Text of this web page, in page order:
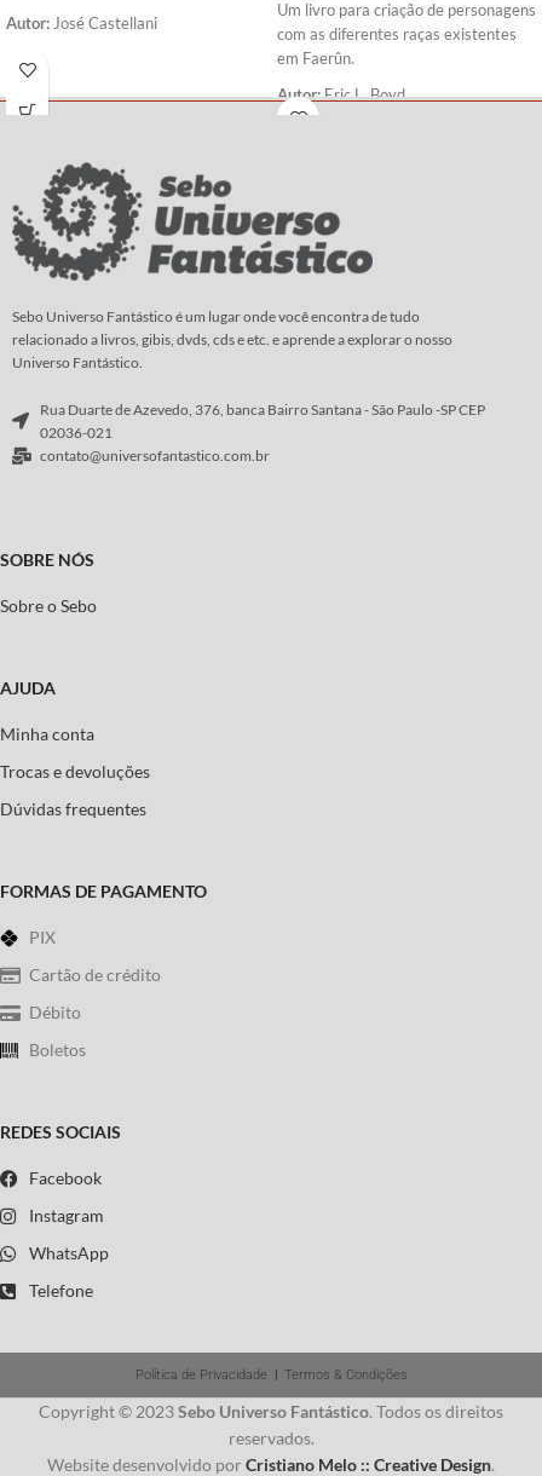
Autor: José Castellani
Um livro para criação de personagens
com as diferentes raças existentes
em Faerûn.
Autor:Eric L. Boyd
Sebo Universo Fantástico é um lugar onde você encontra de tudo
relacionado a livros, gibis, dvds, cds e etc. e aprende a explorar o nosso
Universo Fantástico.
Rua Duarte de Azevedo, 376, banca Bairro Santana - São Paulo -SP CEP
02036-021
contato@universofantastico.com.br
SOBRE NÓS
Sobre o Sebo
AJUDA
Minha conta
Trocas e devoluções
Dúvidas frequentes
FORMAS DE PAGAMENTO
PIX
Cartão de crédito
Débito
Boletos
REDES SOCIAIS
Facebook
Instagram
WhatsApp
Telefone
Política de Privacidade Termos & Condições
Copyright © 2023Sebo Universo Fantástico. Todos os direitos
reservados.
Website desenvolvido por Cristiano Melo :: Creative Design.